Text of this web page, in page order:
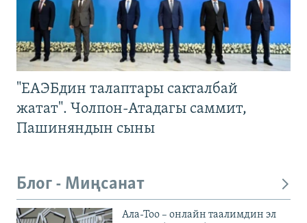
"ЕАЭБдин талаптары сакталбай
жатат". Чолпон-Атадагы саммит,
Пашиняндын сыны
Блог - Миңсанат
Ала-Тоо – онлайн таалимдин эл